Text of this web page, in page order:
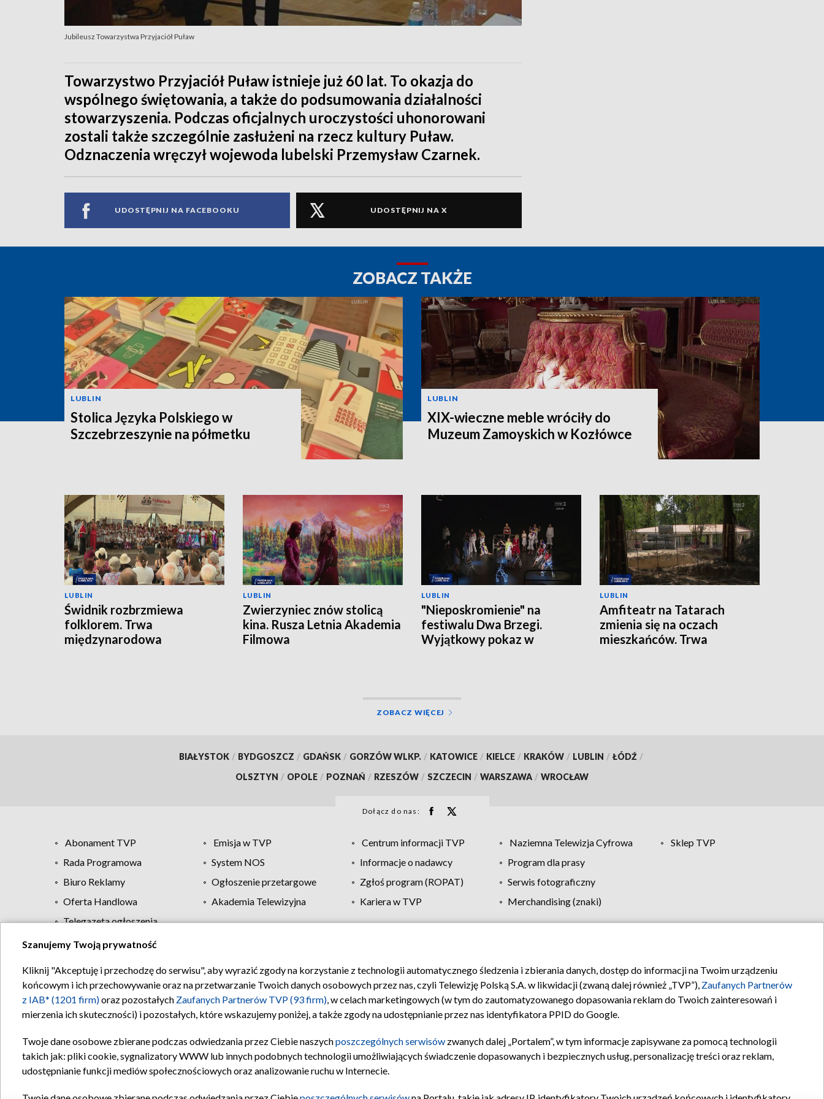
Jubileusz Towarzystwa Przyjaciół Puław
Towarzystwo Przyjaciół Puław istnieje już 60 lat. To okazja do
wspólnego świętowania, a także do podsumowania działalności
stowarzyszenia. Podczas oficjalnych uroczystości uhonorowani
zostali także szczególnie zasłużeni na rzecz kultury Puław.
Odznaczenia wręczył wojewoda lubelski Przemysław Czarnek.
UDOSTĘPNIJ NA FACEBOOKU UDOSTĘPNIJ NA X
ZOBACZ TAKŻE
LUBLIN
Stolica Języka Polskiego w
Szczebrzeszynie na półmetku
LUBLIN
XIX-wieczne meble wróciły do
Muzeum Zamoyskich w Kozłówce
LUBLIN
Świdnik rozbrzmiewa
folklorem. Trwa
międzynarodowa
LUBLIN
Zwierzyniec znów stolicą
kina. Rusza Letnia Akademia
Filmowa
LUBLIN
"Nieposkromienie" na
festiwalu Dwa Brzegi.
Wyjątkowy pokaz w
LUBLIN
Amfiteatr na Tatarach
zmienia się na oczach
mieszkańców. Trwa
ZOBACZ WIĘCEJ
BIAŁYSTOK / BYDGOSZCZ / GDAŃSK / GORZÓW WLKP. / KATOWICE / KIELCE / KRAKÓW / LUBLIN / ŁÓDŹ /
OLSZTYN / OPOLE / POZNAŃ / RZESZÓW / SZCZECIN / WARSZAWA / WROCŁAW
Dołącz do nas:
Abonament TVP Emisja w TVP Centrum informacji TVP Naziemna Telewizja Cyfrowa
Sklep TVP
Rada Programowa
System NOS Informacje o nadawcy
Program dla prasy
Biuro Reklamy
Ogłoszenie przetargowe Zgłoś program (ROPAT)
Serwis fotograficzny
Oferta Handlowa
Akademia Telewizyjna Kariera w TVP
Merchandising (znaki)
Telegazeta ogłoszenia
Regulamin TVP Polityka prywatności Moje zgody Pomoc Biuro reklamy Kontakt
Szanujemy Twoją prywatność
Kliknij "Akceptuję i przechodzę do serwisu", aby wyrazić zgody na korzystanie z technologii automatycznego śledzenia i zbierania danych, dostęp do informacji na Twoim urządzeniu
końcowym i ich przechowywanie oraz na przetwarzanie Twoich danych osobowych przez nas, czyli Telewizję Polską S.A. w likwidacji (zwaną dalej również „TVP”), Zaufanych Partnerów
z IAB* (1201 firm)oraz pozostałych Zaufanych Partnerów TVP (93 firm), w celach marketingowych (w tym do zautomatyzowanego dopasowania reklam do Twoich zainteresowań i
mierzenia ich skuteczności) i pozostałych, które wskazujemy poniżej, a także zgody na udostępnianie przez nas identyfikatora PPID do Google.
Twoje dane osobowe zbierane podczas odwiedzania przez Ciebie naszychposzczególnych serwisów zwanych dalej „Portalem”, w tym informacje zapisywane za pomocą technologii
takich jak: pliki cookie, sygnalizatory WWW lub innych podobnych technologii umożliwiających świadczenie dopasowanych i bezpiecznych usług, personalizację treści oraz reklam,
udostępnianie funkcji mediów społecznościowych oraz analizowanie ruchu w Internecie.